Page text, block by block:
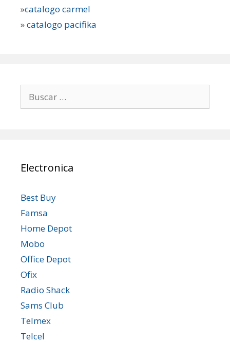
»catalogo carmel
»catalogo pacifika
Electronica
Best Buy
Famsa
Home Depot
Mobo
Office Depot
Ofix
Radio Shack
Sams Club
Telmex
Telcel